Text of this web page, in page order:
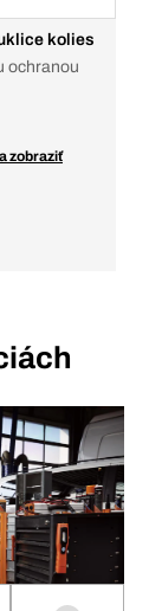
kolies
ochranou
zobraziť